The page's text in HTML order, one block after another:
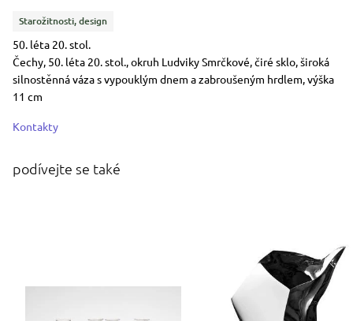
Kategorie
Starožitnosti, design
Popisek období vzniku slovy
50. léta 20. stol.
Rozměry
Stručný popis předmětu
Čechy, 50. léta 20. stol., okruh Ludviky Smrčkové, čiré sklo, široká
silnostěnná váza s vypouklým dnem a zabroušeným hrdlem, výška
11 cm
Kontakty
podívejte se také